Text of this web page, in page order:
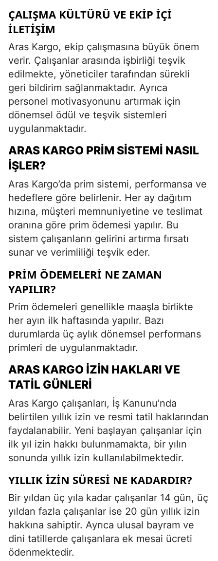
ÇALIŞMA KÜLTÜRÜ VE EKIP İÇI
İLETIŞIM
Aras Kargo, ekip çalışmasına büyük önem
verir. Çalışanlar arasında işbirliği teşvik
edilmekte, yöneticiler tarafından sürekli
geri bildirim sağlanmaktadır. Ayrıca
personel motivasyonunu artırmak için
dönemsel ödül ve teşvik sistemleri
uygulanmaktadır.
ARAS KARGO PRIM SISTEMI NASIL
İŞLER?
Aras Kargo’da prim sistemi, performansa ve
hedeflere göre belirlenir. Her ay dağıtım
hızına, müşteri memnuniyetine ve teslimat
oranına göre prim ödemesi yapılır. Bu
sistem çalışanların gelirini artırma fırsatı
sunar ve verimliliği teşvik eder.
PRIM ÖDEMELERI NE ZAMAN
YAPILIR?
Prim ödemeleri genellikle maaşla birlikte
her ayın ilk haftasında yapılır. Bazı
durumlarda üç aylık dönemsel performans
primleri de uygulanmaktadır.
ARAS KARGO İZIN HAKLARI VE
TATIL GÜNLERI
Aras Kargo çalışanları, İş Kanunu’nda
belirtilen yıllık izin ve resmi tatil haklarından
faydalanabilir. Yeni başlayan çalışanlar için
ilk yıl izin hakkı bulunmamakta, bir yılın
sonunda yıllık izin kullanılabilmektedir.
YILLIK İZIN SÜRESI NE KADARDIR?
Bir yıldan üç yıla kadar çalışanlar 14 gün, üç
yıldan fazla çalışanlar ise 20 gün yıllık izin
hakkına sahiptir. Ayrıca ulusal bayram ve
dini tatillerde çalışanlara ek mesai ücreti
ödenmektedir.